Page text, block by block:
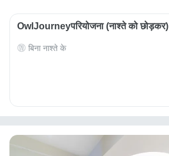
OwlJourneyपरियोजना (नाश्ते को छोड़कर)
बिना नाश्ते के